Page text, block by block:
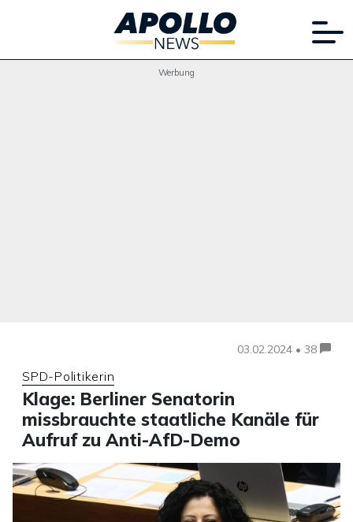
Werbung
03.02.2024 • 38
SPD-Politikerin
Klage: Berliner Senatorin
missbrauchte staatliche Kanäle für
Aufruf zu Anti-AfD-Demo